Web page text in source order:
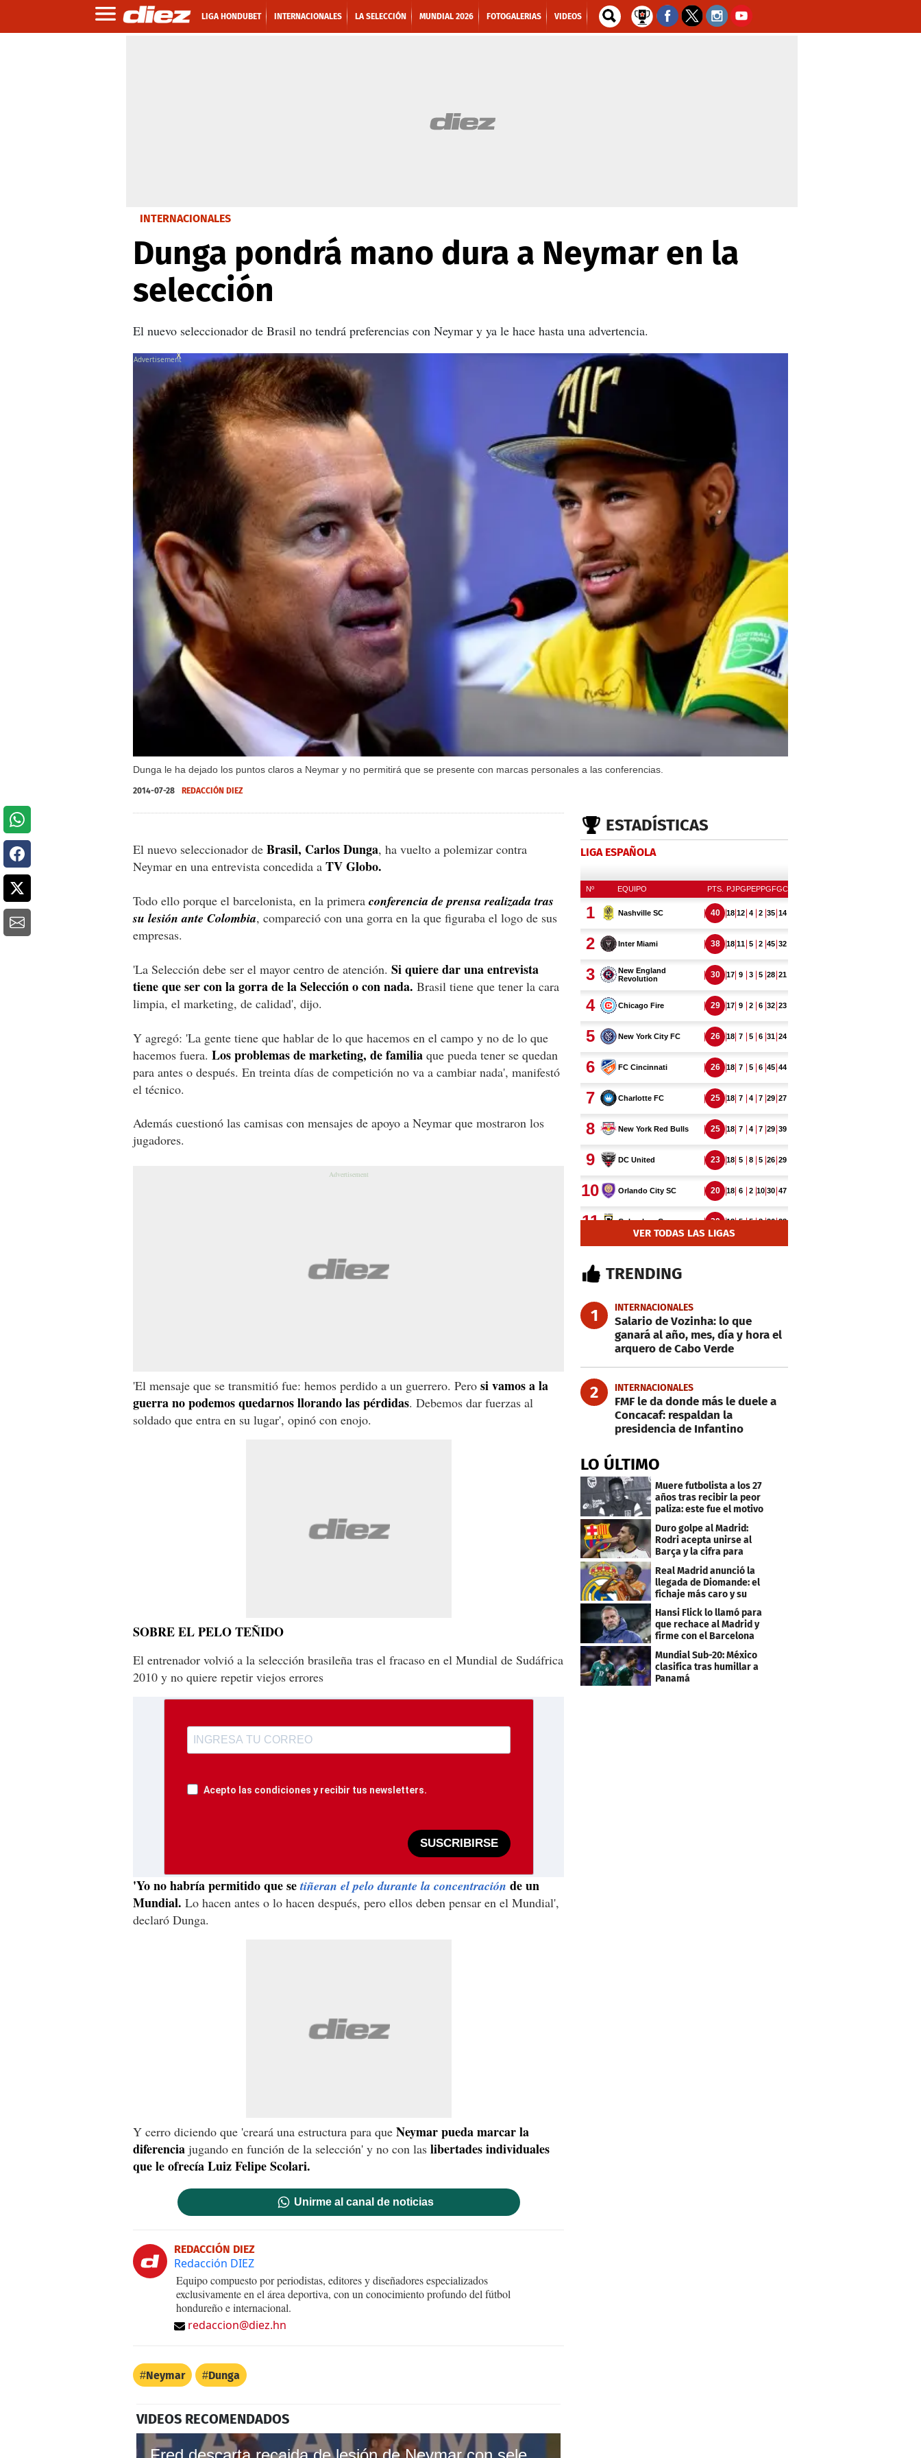
LIGA HONDUBET INTERNACIONALES LA SELECCIÓN MUNDIAL 2026 FOTOGALERIAS VIDEOS
INTERNACIONALES
Dunga pondrá mano dura a Neymar en la
selección
El nuevo seleccionador de Brasil no tendrá preferencias con Neymar y ya le hace hasta una advertencia.
Dunga le ha dejado los puntos claros a Neymar y no permitirá que se presente con marcas personales a las conferencias.
X
2014-07-28 REDACCIÓN DIEZ
El nuevo seleccionador de Brasil, Carlos Dunga, ha vuelto a polemizar contra
Neymar en una entrevista concedida a TV Globo.
Todo ello porque el barcelonista, en la primera conferencia de prensa realizada tras
su lesión ante Colombia, compareció con una gorra en la que figuraba el logo de sus
empresas.
'La Selección debe ser el mayor centro de atención. Si quiere dar una entrevista
tiene que ser con la gorra de la Selección o con nada. Brasil tiene que tener la cara
limpia, el marketing, de calidad', dijo.
Y agregó: 'La gente tiene que hablar de lo que hacemos en el campo y no de lo que
hacemos fuera. Los problemas de marketing, de familia que pueda tener se quedan
para antes o después. En treinta días de competición no va a cambiar nada', manifestó
el técnico.
Además cuestionó las camisas con mensajes de apoyo a Neymar que mostraron los
jugadores.
'El mensaje que se transmitió fue: hemos perdido a un guerrero. Pero si vamos a la
guerra no podemos quedarnos llorando las pérdidas. Debemos dar fuerzas al
soldado que entra en su lugar', opinó con enojo.
SOBRE EL PELO TEÑIDO
El entrenador volvió a la selección brasileña tras el fracaso en el Mundial de Sudáfrica
2010 y no quiere repetir viejos errores
Acepto las condiciones y recibir tus newsletters.
SUSCRIBIRSE
'Yo no habría permitido que setiñeran el pelo durante la concentración de un
Mundial. Lo hacen antes o lo hacen después, pero ellos deben pensar en el Mundial',
declaró Dunga.
Y cerro diciendo que 'creará una estructura para que Neymar pueda marcar la
diferencia jugando en función de la selección' y no con las libertades individuales
que le ofrecía Luiz Felipe Scolari.
Unirme al canal de noticias
REDACCIÓN DIEZ
Redacción DIEZ
Equipo compuesto por periodistas, editores y diseñadores especializados
exclusivamente en el área deportiva, con un conocimiento profundo del fútbol
hondureño e internacional.
redaccion@diez.hn
Neymar Dunga
VIDEOS RECOMENDADOS
ESTADÍSTICAS
LIGA ESPAÑOLA
VER TODAS LAS LIGAS
TRENDING
1 INTERNACIONALES
Salario de Vozinha: lo que
ganará al año, mes, día y hora el
arquero de Cabo Verde
2 INTERNACIONALES
FMF le da donde más le duele a
Concacaf: respaldan la
presidencia de Infantino
LO ÚLTIMO
Muere futbolista a los 27
años tras recibir la peor
paliza: este fue el motivo
Duro golpe al Madrid:
Rodri acepta unirse al
Barça y la cifra para
cerrar su fichaje
Real Madrid anunció la
llegada de Diomande: el
fichaje más caro y su
contrato
Hansi Flick lo llamó para
que rechace al Madrid y
firme con el Barcelona
Mundial Sub-20: México
clasifica tras humillar a
Panamá